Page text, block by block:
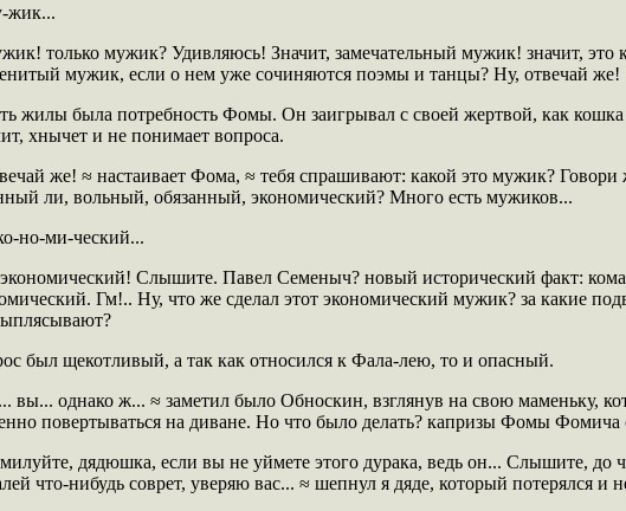
жик...
только мужик? Удивляюсь! Значит, замечательный мужик! значит, это
мужик, если о нем уже сочиняются поэмы и танцы? Ну, отвечай же!
жилы была потребность Фомы. Он заигрывал с своей жертвой, как
хнычет и не понимает вопроса.
же! ≈ настаивает Фома, ≈ тебя спрашивают: какой это мужик? Говори
ли, вольный, обязанный, экономический? Много есть мужиков...
но-ми-ческий...
Слышите. Павел Семеныч? новый исторический факт:
Гм!.. Ну, что же сделал этот экономический мужик? за какие
был щекотливый, а так как относился к Фала-лею, то и опасный.
вы... однако ж... ≈ заметил было Обноскин, взглянув на свою маменьку,
повертываться на диване. Но что было делать? капризы Фомы Фомича
дядюшка, если вы не уймете этого дурака, ведь он... Слышите, до
что-нибудь соврет, уверяю вас... ≈ шепнул я дяде, который потерялся и